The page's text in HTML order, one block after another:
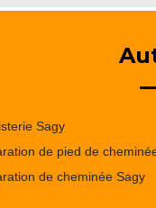
Sagy
de pied de
de cheminée Sagy